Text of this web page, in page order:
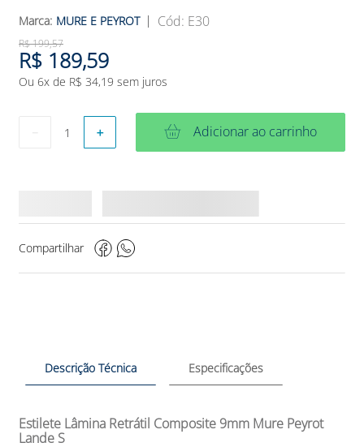
MURE E PEYROT : E30
R$199,57
R$ 189,59
Ou 6x de R$ 34,19 sem juros
＋ Adicionar ao carrinho
Compartilhar
Descrição Técnica Especificações
Estilete Lâmina Retrátil Composite 9mm Mure Peyrot
Lande S